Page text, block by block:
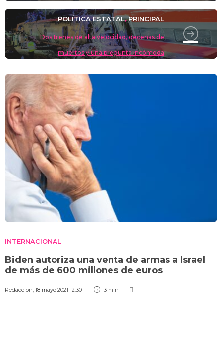
POLÍTICA ESTATAL,PRINCIPAL
Dos trenes de alta velocidad, decenas de
muertos y una pregunta incómoda
INTERNACIONAL
Biden autoriza una venta de armas a Israel
de más de 600 millones de euros
Redaccion, 18 mayo 2021 12:30 3 min